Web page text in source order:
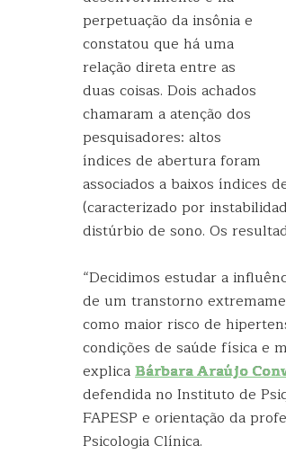
perpetuação da insônia e
constatou que há uma
relação direta entre as
duas coisas. Dois achados
chamaram a atenção dos
pesquisadores: altos
índices de abertura foram
associados a baixos índices
(caracterizado por
distúrbio de sono. Os
“Decidimos estudar a
de um transtorno
como maior risco de
condições de saúde física e
explicaBárbara Araújo
defendida no Instituto de
FAPESP e orientação da
Psicologia Clínica.